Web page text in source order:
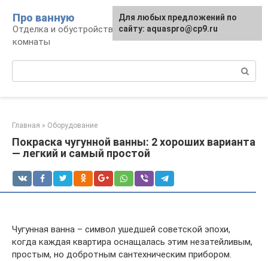
контенту
Про ванную
Отделка и обустройство современной ванной
комнаты
Главная » Оборудование
Покраска чугунной ванны: 2 хороших варианта
— легкий и самый простой
Чугунная ванна – символ ушедшей советской эпохи,
когда каждая квартира оснащалась этим незатейливым,
простым, но добротным сантехническим прибором.
Для любых предложений по
сайту: aquaspro@cp9.ru